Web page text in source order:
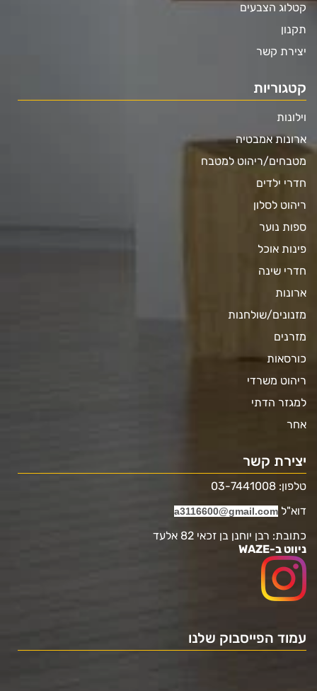
קטלוג הצבעים
תקנון
יצירת קשר
קטגוריות
וילונות
ארונות אמבטיה
מטבחים/ריהוט למטבח
חדרי ילדים
ריהוט לסלון
ספות נוער
פינות אוכל
חדרי שינה
ארונות
מזנונים/שולחנות
מזרנים
כורסאות
ריהוט משרדי
למגזר הדתי
אחר
יצירת קשר
טלפון: 03-7441008
דוא"ל a3116600@gmail.com
כתובת: רבן יוחנן בן זכאי 82 אלעד
ניווט ב-WAZE
עמוד הפייסבוק שלנו